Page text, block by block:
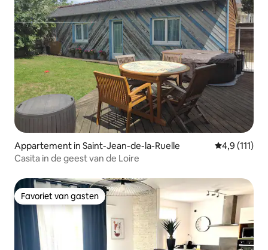
Appartement in Saint-Jean-de-la-Ruelle Gemiddelde
4,9 (111)
Casita in de geest van de Loire
Favoriet van gasten
Favoriet van gasten